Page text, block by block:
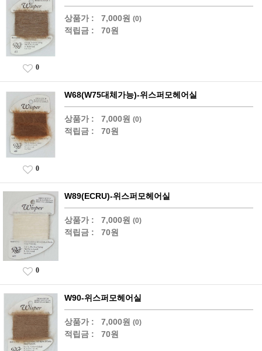
상품가 : 7,000원 (0)
적립금 : 70원
0
W68(W75대체가능)-위스퍼모헤어실
상품가 : 7,000원 (0)
적립금 : 70원
0
W89(ECRU)-위스퍼모헤어실
상품가 : 7,000원 (0)
적립금 : 70원
0
W90-위스퍼모헤어실
상품가 : 7,000원 (0)
적립금 : 70원